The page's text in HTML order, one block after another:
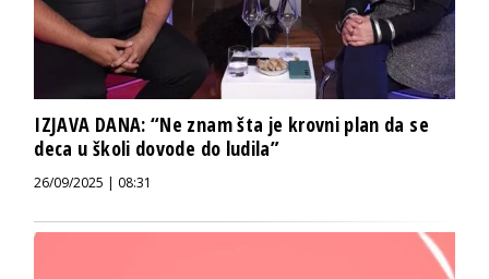
IZJAVA DANA: “Ne znam šta je krovni plan da se
deca u školi dovode do ludila”
26/09/2025 | 08:31